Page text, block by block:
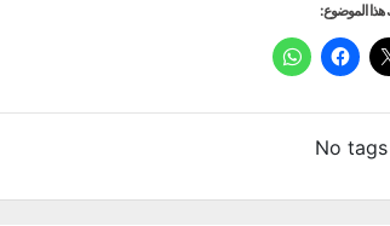
الموضوع: